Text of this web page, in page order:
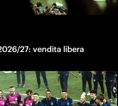
27: vendita libera